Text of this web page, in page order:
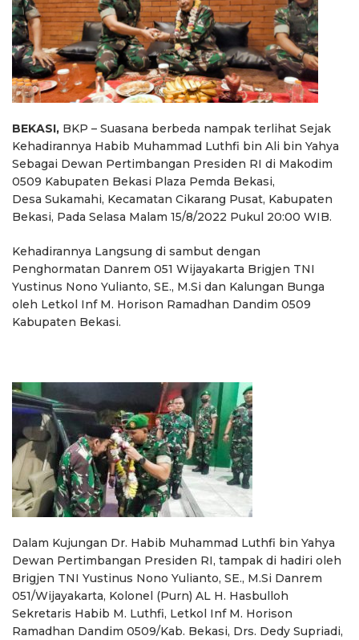
BEKASI, BKP – Suasana berbeda nampak terlihat Sejak
Kehadirannya Habib Muhammad Luthfi bin Ali bin Yahya
Sebagai Dewan Pertimbangan Presiden RI di Makodim
0509 Kabupaten Bekasi Plaza Pemda Bekasi,
Desa Sukamahi, Kecamatan Cikarang Pusat, Kabupaten
Bekasi, Pada Selasa Malam 15/8/2022 Pukul 20:00 WIB.
Kehadirannya Langsung di sambut dengan
Penghormatan Danrem 051 Wijayakarta Brigjen TNI
Yustinus Nono Yulianto, SE., M.Si dan Kalungan Bunga
oleh Letkol Inf M. Horison Ramadhan Dandim 0509
Kabupaten Bekasi.
Dalam Kujungan Dr. Habib Muhammad Luthfi bin Yahya
Dewan Pertimbangan Presiden RI, tampak di hadiri oleh
Brigjen TNI Yustinus Nono Yulianto, SE., M.Si Danrem
051/Wijayakarta, Kolonel (Purn) AL H. Hasbulloh
Sekretaris Habib M. Luthfi, Letkol Inf M. Horison
Ramadhan Dandim 0509/Kab. Bekasi, Drs. Dedy Supriadi,